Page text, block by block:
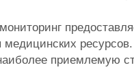
приемлемую